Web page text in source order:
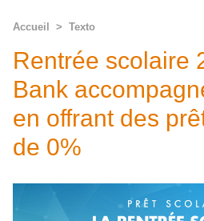
Accueil > Texto
Rentrée scolaire
Bank
en offrant des
de 0%